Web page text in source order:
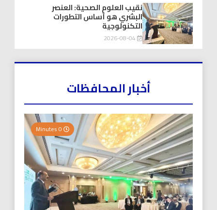
نقيب العلوم الصحية: العنصر
البشري هو أساس التطورات
التكنولوجية
2026-08-04
أخبار المحافظات